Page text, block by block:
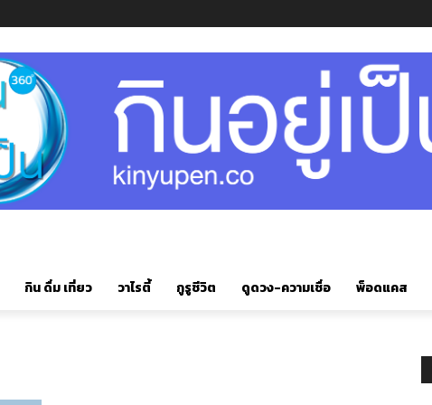
กิน ดื่ม เที่ยว วาไรตี้ กูรูชีวิต ดูดวง-ความเชื่อ พ็อดแคส